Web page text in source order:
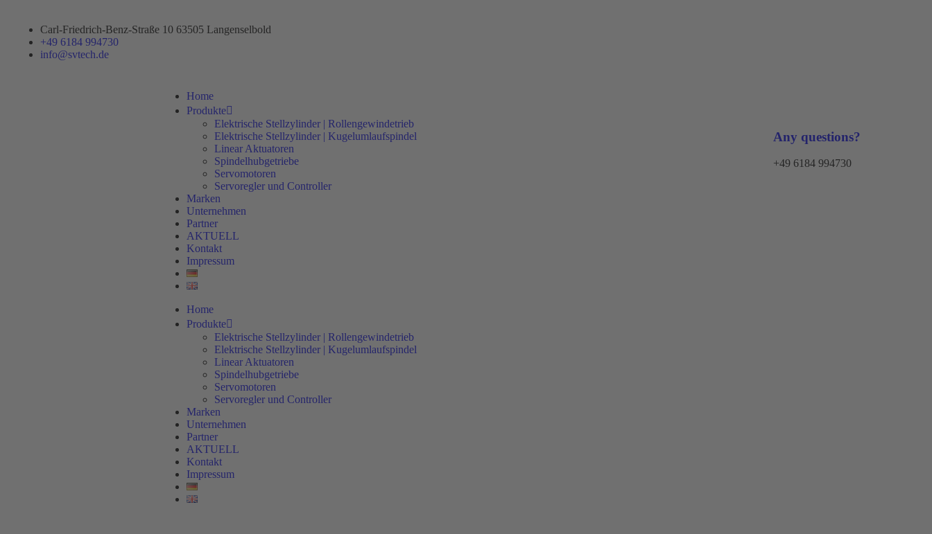
Carl-Friedrich-Benz-Straße 10 63505 Langenselbold
+49 6184 994730
info@svtech.de
Home
Produkte
Elektrische Stellzylinder | Rollengewindetrieb
Elektrische Stellzylinder | Kugelumlaufspindel
Linear Aktuatoren
Spindelhubgetriebe
Servomotoren
Servoregler und Controller
Marken
Unternehmen
Partner
AKTUELL
Kontakt
Impressum
Home
Produkte
Elektrische Stellzylinder | Rollengewindetrieb
Elektrische Stellzylinder | Kugelumlaufspindel
Linear Aktuatoren
Spindelhubgetriebe
Servomotoren
Servoregler und Controller
Marken
Unternehmen
Partner
AKTUELL
Kontakt
Impressum
Any questions?
+49 6184 994730